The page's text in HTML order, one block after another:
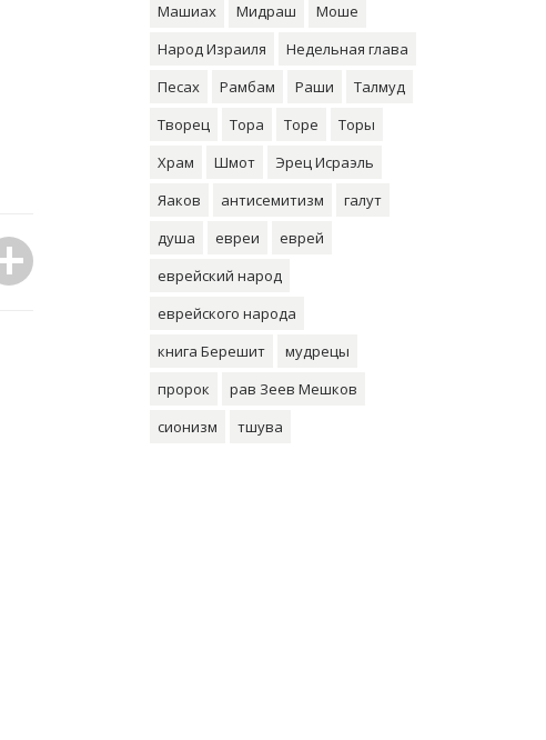
Машиах
Мидраш
Моше
Народ Израиля
Недельная глава
Песах
Рамбам Раши
Талмуд
Творец
Тора Торе
Торы
Храм
Шмот
Эрец Исраэль
Яаков
антисемитизм
галут
душа
евреи
еврей
еврейский народ
еврейского народа
книга Берешит
мудрецы
пророк
рав Зеев Мешков
сионизм
тшува